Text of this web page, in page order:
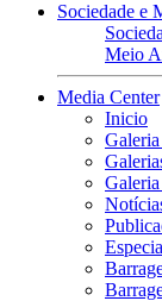
Sociedade e
Meio
Media Center
Inicio